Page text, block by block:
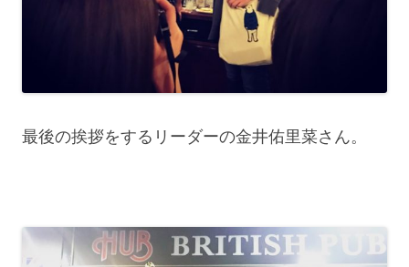
最後の挨拶をするリーダーの金井佑里菜さん。